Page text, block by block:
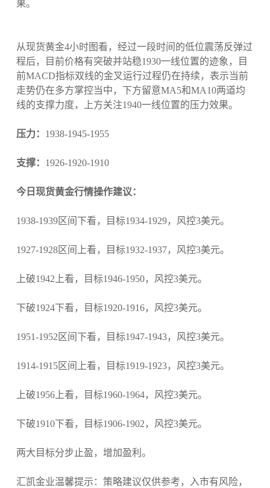
果。
从现货黄金4小时图看，经过一段时间的低位震荡反弹过
程后，目前价格有突破并站稳1930一线位置的迹象，目
前MACD指标双线的金叉运行过程仍在持续，表示当前
走势仍在多方掌控当中，下方留意MA5和MA10两道均
线的支撑力度，上方关注1940一线位置的压力效果。
压力： 1938-1945-1955
支撑： 1926-1920-1910
今日现货黄金行情操作建议：
1938-1939区间下看，目标1934-1929，风控3美元。
1927-1928区间上看，目标1932-1937，风控3美元。
上破1942上看，目标1946-1950，风控3美元。
下破1924下看，目标1920-1916，风控3美元。
1951-1952区间下看，目标1947-1943，风控3美元。
1914-1915区间上看，目标1919-1923，风控3美元。
上破1956上看，目标1960-1964，风控3美元。
下破1910下看，目标1906-1902，风控3美元。
两大目标分步止盈，增加盈利。
汇凯金业温馨提示：策略建议仅供参考，入市有风险，